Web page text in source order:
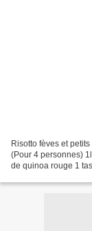
Risotto fèves et
(Pour 4 personnes)
de quinoa rouge 1